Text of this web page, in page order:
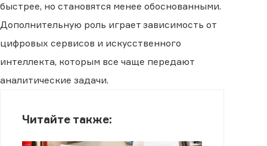
быстрее, но становятся менее обоснованными.
Дополнительную роль играет зависимость от
цифровых сервисов и искусственного
интеллекта, которым все чаще передают
аналитические задачи.
Читайте также: